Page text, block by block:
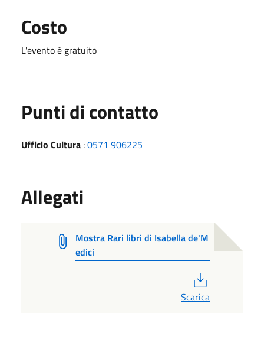
Costo
L'evento è gratuito
Punti di contatto
Ufficio Cultura :0571 906225
Allegati
Mostra Rari libri di Isabella de'M
edici
Scarica